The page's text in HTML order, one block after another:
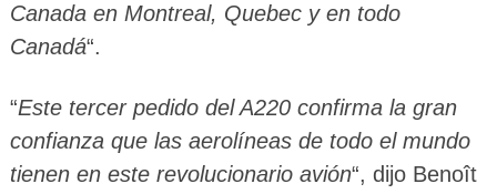
Canada en Montreal, Quebec y en todo
Canadá“.
“Este tercer pedido del A220 confirma la gran
confianza que las aerolíneas de todo el mundo
tienen en este revolucionario avión“, dijo Benoît